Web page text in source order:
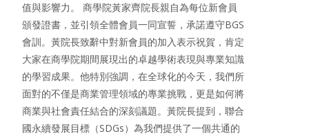
值與影響力。 商學院黃家齊院長親自為每位新會員
頒發證書，並引領全體會員一同宣誓，承諾遵守BGS
會訓。黃院長致辭中對新會員的加入表示祝賀，肯定
大家在商學院期間展現出的卓越學術表現與專業知識
的學習成果。他特別強調，在全球化的今天，我們所
面對的不僅是商業管理領域的專業挑戰，更是如何將
商業與社會責任結合的深刻議題。黃院長提到，聯合
國永續發展目標（SDGs）為我們提供了一個共通的